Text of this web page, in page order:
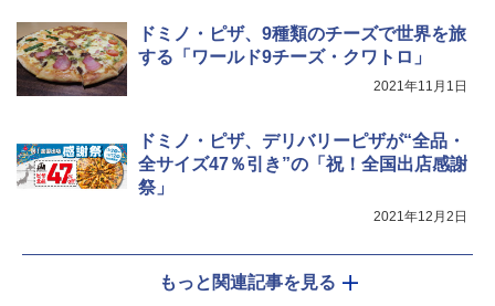
￥94,800
シャープ ウォーターオーブン ヘルシオ
AX-XJ1-B ブラック 30L 2段調理 コンベ
クション トースト機能
ドミノ・ピザ、9種類のチーズで世界を旅
する「ワールド9チーズ・クワトロ」
2021年11月1日
ドミノ・ピザ、デリバリーピザが“全品・
全サイズ47％引き”の「祝！全国出店感謝
祭」
2021年12月2日
もっと関連記事を見る